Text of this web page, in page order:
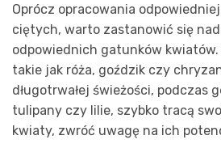
Oprócz opracowania
ciętych, warto zastanowić się
odpowiednich gatunków
takie jak róża, goździk czy
długotrwałej świeżości, podczas
tulipany czy lilie, szybko tracą
kwiaty, zwróć uwagę na ich